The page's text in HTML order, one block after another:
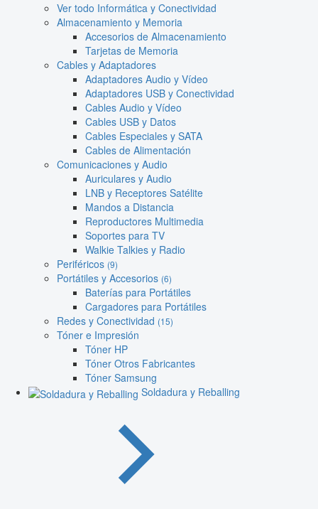
Ver todo Informática y Conectividad
Almacenamiento y Memoria
Accesorios de Almacenamiento
Tarjetas de Memoria
Cables y Adaptadores
Adaptadores Audio y Vídeo
Adaptadores USB y Conectividad
Cables Audio y Vídeo
Cables USB y Datos
Cables Especiales y SATA
Cables de Alimentación
Comunicaciones y Audio
Auriculares y Audio
LNB y Receptores Satélite
Mandos a Distancia
Reproductores Multimedia
Soportes para TV
Walkie Talkies y Radio
Periféricos (9)
Portátiles y Accesorios (6)
Baterías para Portátiles
Cargadores para Portátiles
Redes y Conectividad (15)
Tóner e Impresión
Tóner HP
Tóner Otros Fabricantes
Tóner Samsung
Soldadura y Reballing